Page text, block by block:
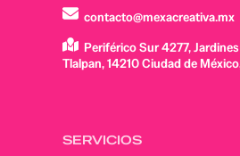
contacto@mexacreativa.mx
Periférico Sur 4277,
Tlalpan, 14210 Ciudad de
SERVICIOS